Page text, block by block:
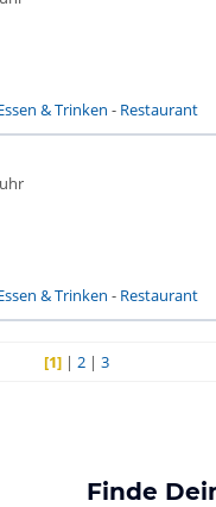
& Trinken - Restaurant
& Trinken - Restaurant
[1] |2 |3
Finde